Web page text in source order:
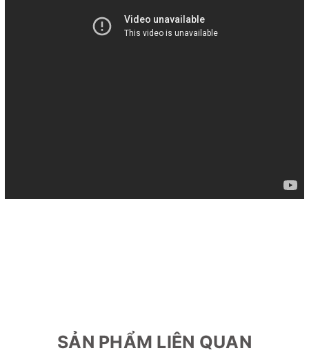
SẢN PHẨM LIÊN QUAN